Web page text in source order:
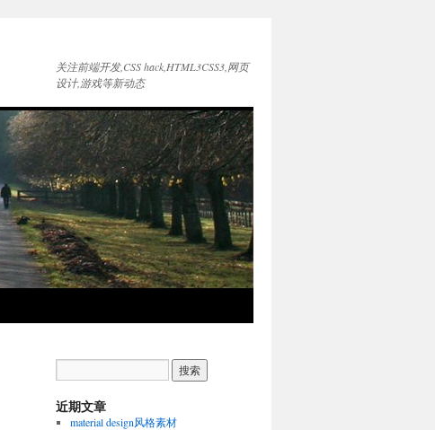
关注前端开发,CSS hack,HTML3CSS3,网页
设计,游戏等新动态
近期文章
material design风格素材